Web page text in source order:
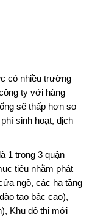
có nhiều trường
ty với hàng
sẽ thấp hơn so
sinh hoạt, dịch
1 trong 3 quận
tiêu nhằm phát
ngõ, các hạ tầng
tạo bậc cao),
Khu đô thị mới